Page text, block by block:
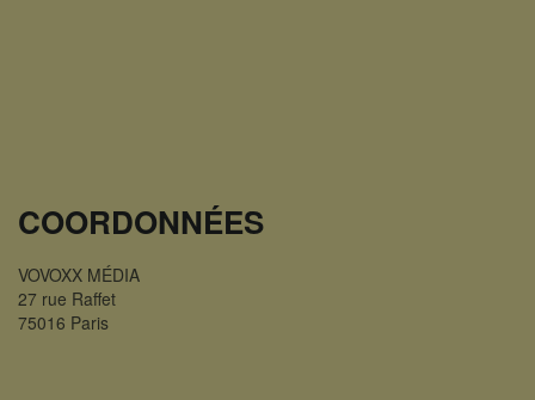
COORDONNÉES
VOVOXX MÉDIA
27 rue Raffet
75016 Paris